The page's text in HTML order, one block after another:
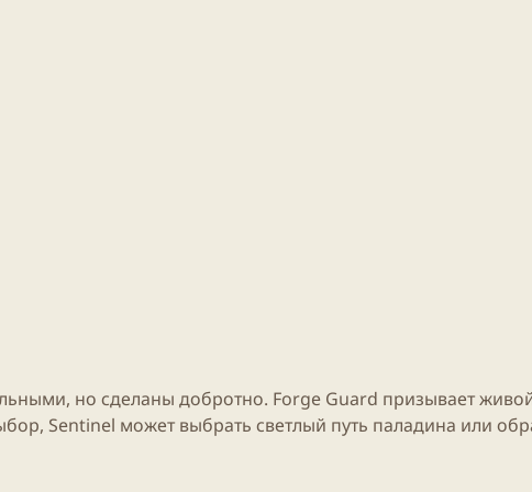
но сделаны добротно. Forge Guard призывает
Sentinel может выбрать светлый путь паладина или